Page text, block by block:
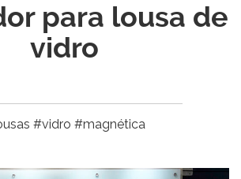
para lousa de
vidro
#vidro #magnética